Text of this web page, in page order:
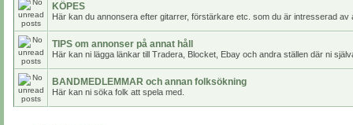
KÖPES
Här kan du annonsera efter gitarrer, förstärkare etc. som du är intresserad av
TIPS om annonser på annat håll
Här kan ni lägga länkar till Tradera, Blocket, Ebay och andra ställen där ni
BANDMEDLEMMAR och annan folksökning
Här kan ni söka folk att spela med.